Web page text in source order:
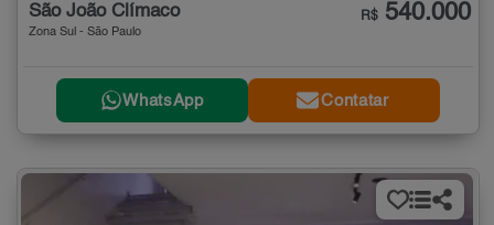
São João Clímaco
Zona Sul - São Paulo
R$ 540.000
WhatsApp Contatar